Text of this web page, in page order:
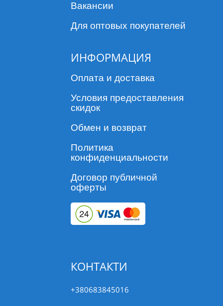
Вакансии
Для оптовых покупателей
ИНФОРМАЦИЯ
Оплата и доставка
Условия предоставления
скидок
Обмен и возврат
Политика
конфиденциальности
Договор публичной
оферты
КОНТАКТИ
+380683845016